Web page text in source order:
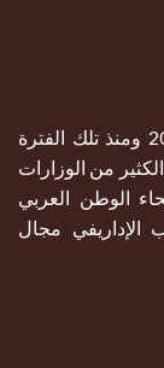
أنشئ مركز كامب للتدريب الإداريفي عام 2003 ومنذ تلك الفترة
من الوزارات
الوطن العربي
الإداريفي مجال